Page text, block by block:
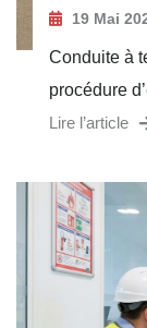
19 Mai
Conduite à
procédure
Lire l’article